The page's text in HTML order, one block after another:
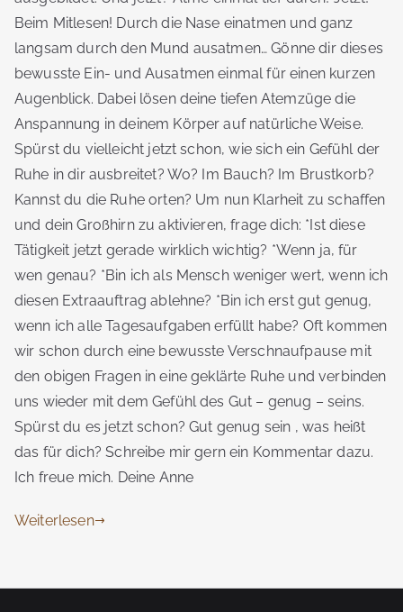
Beim Mitlesen! Durch die Nase einatmen und ganz
langsam durch den Mund ausatmen… Gönne dir dieses
bewusste Ein- und Ausatmen einmal für einen kurzen
Augenblick. Dabei lösen deine tiefen Atemzüge die
Anspannung in deinem Körper auf natürliche Weise.
Spürst du vielleicht jetzt schon, wie sich ein Gefühl der
Ruhe in dir ausbreitet? Wo? Im Bauch? Im Brustkorb?
Kannst du die Ruhe orten? Um nun Klarheit zu schaffen
und dein Großhirn zu aktivieren, frage dich: *Ist diese
Tätigkeit jetzt gerade wirklich wichtig? *Wenn ja, für
wen genau? *Bin ich als Mensch weniger wert, wenn ich
diesen Extraauftrag ablehne? *Bin ich erst gut genug,
wenn ich alle Tagesaufgaben erfüllt habe? Oft kommen
wir schon durch eine bewusste Verschnaufpause mit
den obigen Fragen in eine geklärte Ruhe und verbinden
uns wieder mit dem Gefühl des Gut – genug – seins.
Spürst du es jetzt schon? Gut genug sein , was heißt
das für dich? Schreibe mir gern ein Kommentar dazu.
Ich freue mich. Deine Anne
Weiterlesen